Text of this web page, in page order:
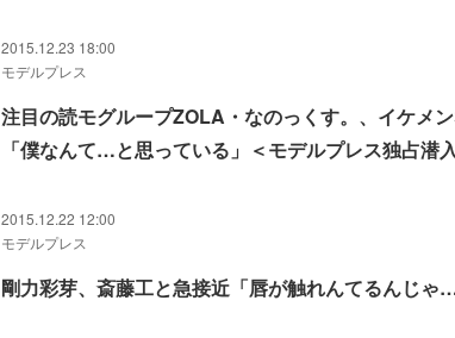
2015.12.23 18:00
モデルプレス
注目の読モグループZOLA・なのっくす。、イケメ
「僕なんて…と思っている」＜モデルプレス独占潜
2015.12.22 12:00
モデルプレス
剛力彩芽、斎藤工と急接近「唇が触れんてるんじゃ…